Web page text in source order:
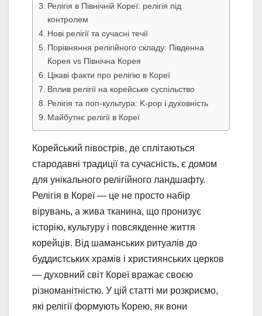
Релігія в Північній Кореї: релігія під
контролем
Нові релігії та сучасні течії
Порівняння релігійного складу: Південна
Корея vs Північна Корея
Цікаві факти про релігію в Кореї
Вплив релігії на корейське суспільство
Релігія та поп-культура: K-pop і духовність
Майбутнє релігії в Кореї
Корейський півострів, де сплітаються
стародавні традиції та сучасність, є домом
для унікального релігійного ландшафту.
Релігія в Кореї — це не просто набір
вірувань, а жива тканина, що пронизує
історію, культуру і повсякденне життя
корейців. Від шаманських ритуалів до
буддистських храмів і християнських церков
— духовний світ Кореї вражає своєю
різноманітністю. У цій статті ми розкриємо,
які релігії формують Корею, як вони